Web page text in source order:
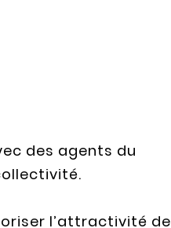
des agents du
l’attractivité de